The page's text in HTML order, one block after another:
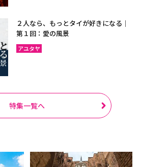
２人なら、もっとタイが好きになる｜
第１回：愛の風景
アユタヤ
特集一覧へ